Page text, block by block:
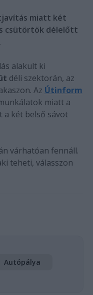
miatt két
csütörtök délelőtt
alakult ki
déli szektorán, az
Az Útinform
miatt a
két belső sávot
várhatóan fennáll.
teheti, válasszon
Autópálya